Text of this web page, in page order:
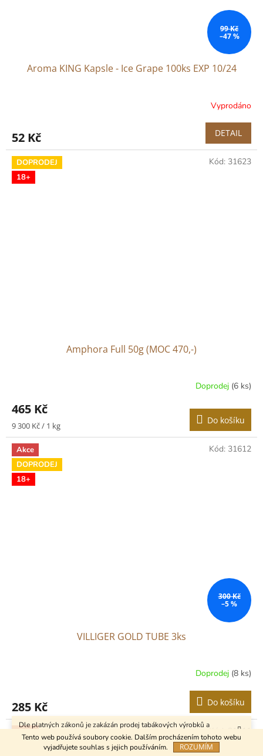
Tento web používá soubory cookie. Dalším procházením tohoto webu
vyjadřujete souhlas s jejich používáním.
ROZUMÍM
Dle platných zákonů je zakázán prodej tabákových výrobků a
kuřáckých pomůcek osobám mladším 18 let.
99 Kč
–47 %
Aroma KING Kapsle - Ice Grape 100ks EXP 10/24
Vyprodáno
52 Kč DETAIL
DOPRODEJ
18+
Amphora Full 50g (MOC 470,-)
Doprodej (6 ks)
465 Kč
Měrná
cena:
9 300 Kč / 1 kg Do košíku
Kód: 31623
Akce
DOPRODEJ
18+
300 Kč
–5 %
VILLIGER GOLD TUBE 3ks
Doprodej (8 ks)
285 Kč Do košíku
Kód: 31612
Akce
DOPRODEJ
Kód: 31611